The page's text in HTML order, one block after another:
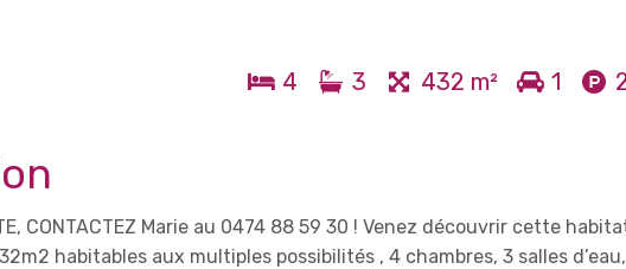
4 3 432 m² 1
CONTACTEZ Marie au 0474 88 59 30 ! Venez découvrir cette
habitables aux multiples possibilités , 4 chambres, 3 salles